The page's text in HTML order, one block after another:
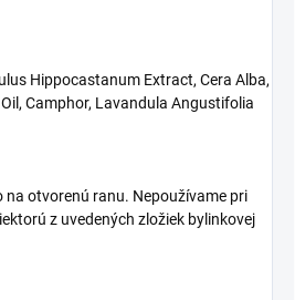
Hippocastanum Extract, Cera Alba,
Camphor, Lavandula Angustifolia
na otvorenú ranu. Nepoužívame pri
z uvedených zložiek bylinkovej